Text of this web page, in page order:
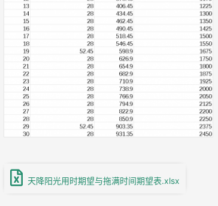
天降阳光用时期望与拖满时间期望表.xlsx